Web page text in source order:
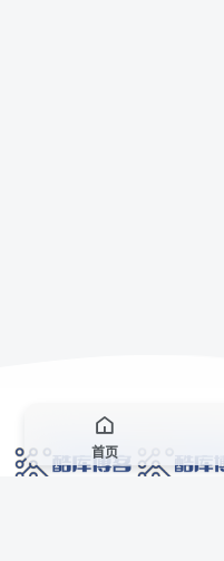
首页